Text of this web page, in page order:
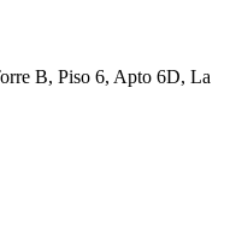
B, Piso 6, Apto 6D, La